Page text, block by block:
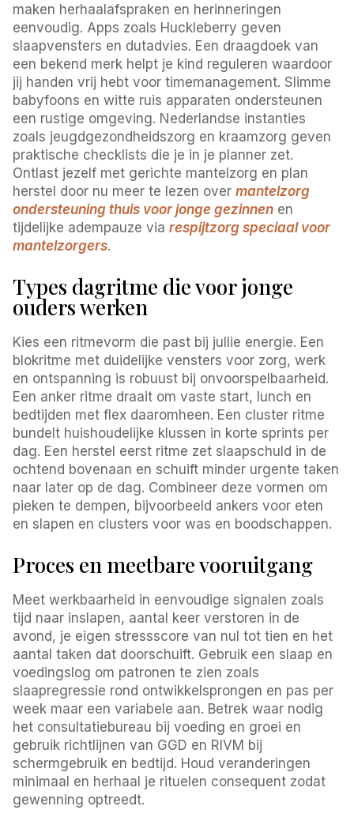
maken herhaalafspraken en herinneringen
eenvoudig. Apps zoals Huckleberry geven
slaapvensters en dutadvies. Een draagdoek van
een bekend merk helpt je kind reguleren waardoor
jij handen vrij hebt voor timemanagement. Slimme
babyfoons en witte ruis apparaten ondersteunen
een rustige omgeving. Nederlandse instanties
zoals jeugdgezondheidszorg en kraamzorg geven
praktische checklists die je in je planner zet.
Ontlast jezelf met gerichte mantelzorg en plan
herstel door nu meer te lezen overmantelzorg
ondersteuning thuis voor jonge gezinnen en
tijdelijke adempauze viarespijtzorg speciaal voor
mantelzorgers.
Types dagritme die voor jonge
ouders werken
Kies een ritmevorm die past bij jullie energie. Een
blokritme met duidelijke vensters voor zorg, werk
en ontspanning is robuust bij onvoorspelbaarheid.
Een anker ritme draait om vaste start, lunch en
bedtijden met flex daaromheen. Een cluster ritme
bundelt huishoudelijke klussen in korte sprints per
dag. Een herstel eerst ritme zet slaapschuld in de
ochtend bovenaan en schuift minder urgente taken
naar later op de dag. Combineer deze vormen om
pieken te dempen, bijvoorbeeld ankers voor eten
en slapen en clusters voor was en boodschappen.
Proces en meetbare vooruitgang
Meet werkbaarheid in eenvoudige signalen zoals
tijd naar inslapen, aantal keer verstoren in de
avond, je eigen stressscore van nul tot tien en het
aantal taken dat doorschuift. Gebruik een slaap en
voedingslog om patronen te zien zoals
slaapregressie rond ontwikkelsprongen en pas per
week maar een variabele aan. Betrek waar nodig
het consultatiebureau bij voeding en groei en
gebruik richtlijnen van GGD en RIVM bij
schermgebruik en bedtijd. Houd veranderingen
minimaal en herhaal je rituelen consequent zodat
gewenning optreedt.